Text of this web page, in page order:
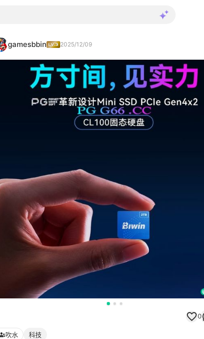
gamesbbin 2025/12/09
0
吹水 科技